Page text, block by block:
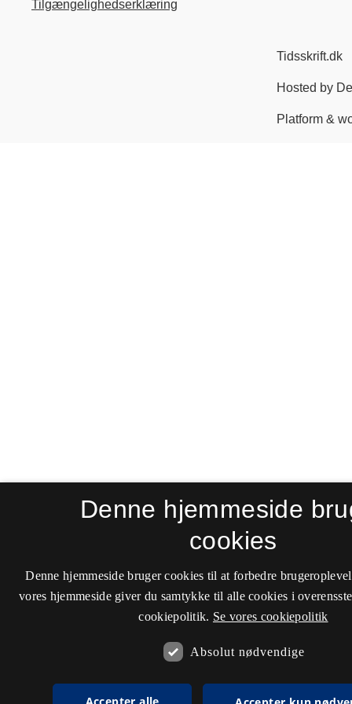
Tilgængelighedserklæring
Denne hjemmeside
cookies
Denne hjemmeside bruger cookies til at forbedre
vores hjemmeside giver du samtykke til alle cookies i
cookiepolitik. Se vores cookiepolitik
Absolut nødvendige